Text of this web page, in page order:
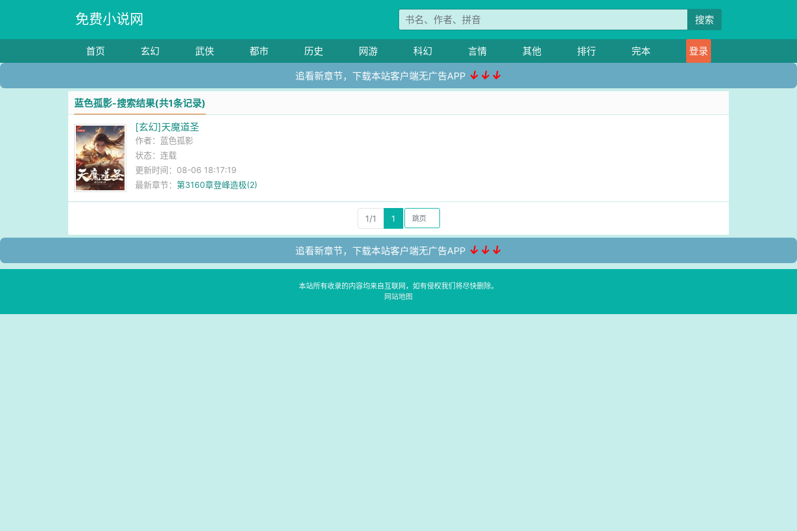
免费小说网 搜索
首页 玄幻 武侠 都市 历史 网游 科幻 言情 其他 排行 完本 登录
追看新章节，下载本站客户端无广告APP ↓↓↓
蓝色孤影-搜索结果(共1条记录)
[玄幻]天魔道圣
作者： 蓝色孤影
状态：连载
更新时间：08-06 18:17:19
最新章节：第3160章登峰造极(2)
1/1 1
追看新章节，下载本站客户端无广告APP ↓↓↓
本站所有收录的内容均来自互联网，如有侵权我们将尽快删除。
网站地图